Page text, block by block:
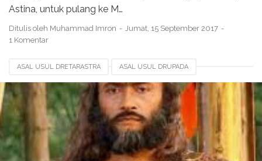
Astina, untuk pulang ke M…
Ditulis oleh Muhammad Imron
Jumat, 15 September 2017
1 Komentar
ASAL USUL DRETARASTRA ASAL USUL DRUPADA
ASAL USUL PERANG BARATAYUDHA ASAL USUL RAJA SALYA
ASAL USUL SRIKANDI KEMATIAN RAJA SALYA
KESAKTIAN RAJA SALYA